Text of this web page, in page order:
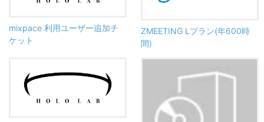
mixpace 利用ユーザー追加チ
ケット
ZMEETING Lプラン(年600時
間)